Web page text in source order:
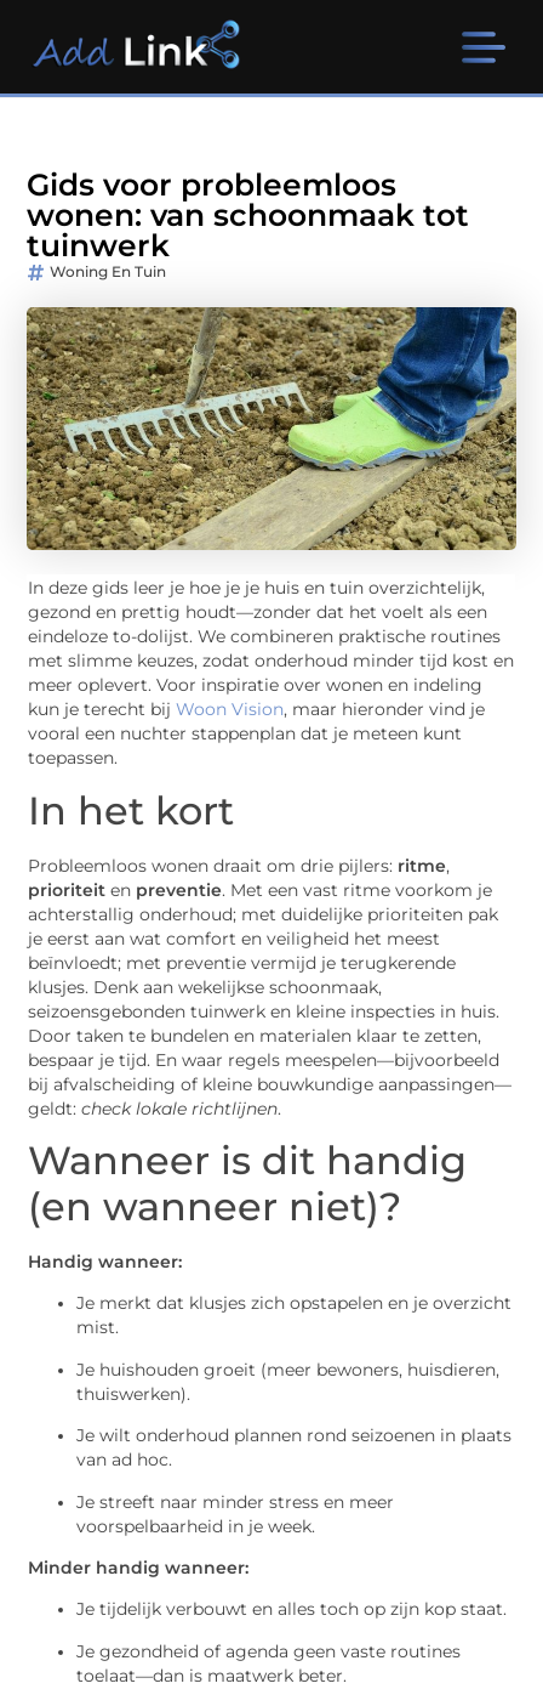
Gids voor probleemloos
wonen: van schoonmaak tot
tuinwerk
Woning En Tuin
In deze gids leer je hoe je je huis en tuin overzichtelijk,
gezond en prettig houdt—zonder dat het voelt als een
eindeloze to-dolijst. We combineren praktische routines
met slimme keuzes, zodat onderhoud minder tijd kost en
meer oplevert. Voor inspiratie over wonen en indeling
kun je terecht bijWoon Vision, maar hieronder vind je
vooral een nuchter stappenplan dat je meteen kunt
toepassen.
In het kort
Probleemloos wonen draait om drie pijlers: ritme,
prioriteit en preventie. Met een vast ritme voorkom je
achterstallig onderhoud; met duidelijke prioriteiten pak
je eerst aan wat comfort en veiligheid het meest
beïnvloedt; met preventie vermijd je terugkerende
klusjes. Denk aan wekelijkse schoonmaak,
seizoensgebonden tuinwerk en kleine inspecties in huis.
Door taken te bundelen en materialen klaar te zetten,
bespaar je tijd. En waar regels meespelen—bijvoorbeeld
bij afvalscheiding of kleine bouwkundige aanpassingen—
geldt:check lokale richtlijnen.
Wanneer is dit handig
(en wanneer niet)?
Handig wanneer:
Je merkt dat klusjes zich opstapelen en je overzicht
mist.
Je huishouden groeit (meer bewoners, huisdieren,
thuiswerken).
Je wilt onderhoud plannen rond seizoenen in plaats
van ad hoc.
Je streeft naar minder stress en meer
voorspelbaarheid in je week.
Minder handig wanneer:
Je tijdelijk verbouwt en alles toch op zijn kop staat.
Je gezondheid of agenda geen vaste routines
toelaat—dan is maatwerk beter.